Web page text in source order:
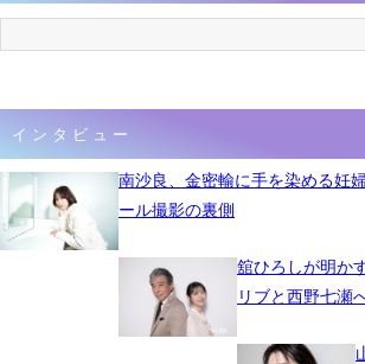
インタビュー
南沙良、金密輸に手を染める妊
ール撮影の裏側
舘ひろしが明か
リブと西野七瀬